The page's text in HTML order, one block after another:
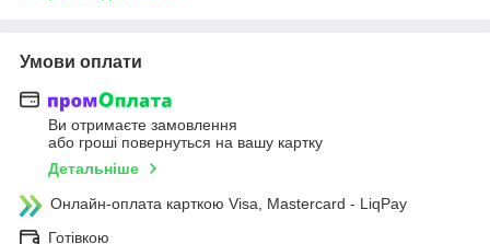
Умови оплати
Ви отримаєте замовлення
або гроші повернуться на вашу картку
Детальніше
Онлайн-оплата карткою Visa, Mastercard - LiqPay
Готівкою